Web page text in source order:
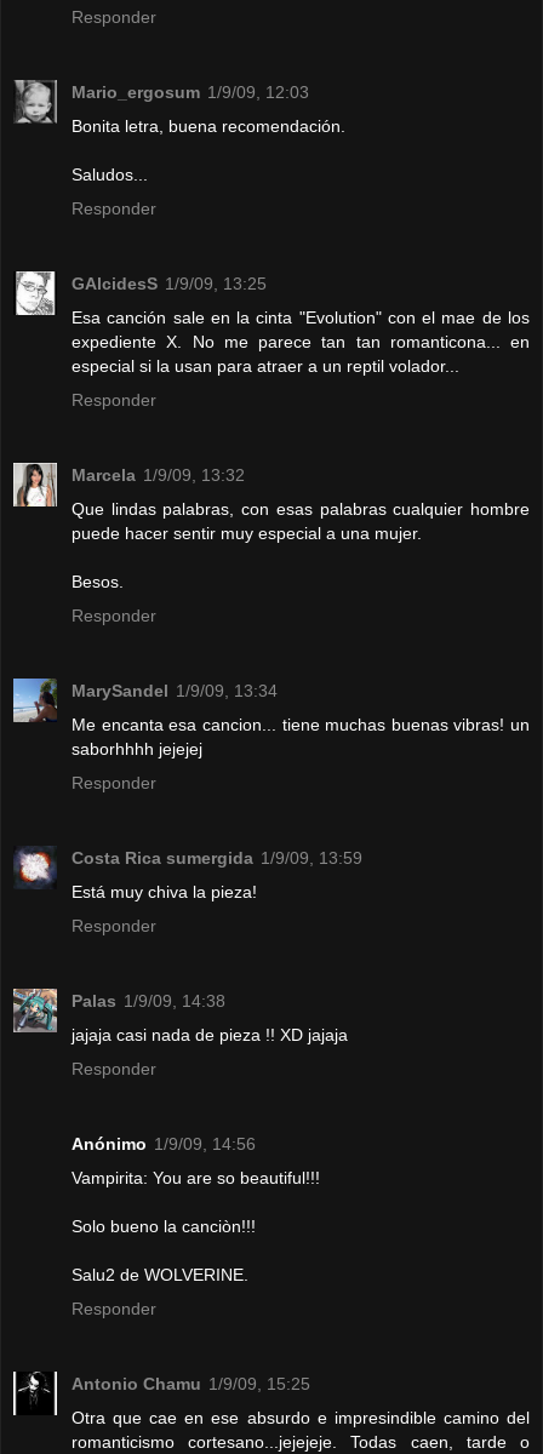
Responder
Mario_ergosum 1/9/09, 12:03
Bonita letra, buena recomendación.
Saludos...
Responder
GAlcidesS 1/9/09, 13:25
Esa canción sale en la cinta "Evolution" con el mae de los
expediente X. No me parece tan tan romanticona... en
especial si la usan para atraer a un reptil volador...
Responder
Marcela 1/9/09, 13:32
Que lindas palabras, con esas palabras cualquier hombre
puede hacer sentir muy especial a una mujer.
Besos.
Responder
MarySandel 1/9/09, 13:34
Me encanta esa cancion... tiene muchas buenas vibras! un
saborhhhh jejejej
Responder
Costa Rica sumergida 1/9/09, 13:59
Está muy chiva la pieza!
Responder
Palas 1/9/09, 14:38
jajaja casi nada de pieza !! XD jajaja
Responder
Anónimo 1/9/09, 14:56
Vampirita: You are so beautiful!!!
Solo bueno la canciòn!!!
Salu2 de WOLVERINE.
Responder
Antonio Chamu 1/9/09, 15:25
Otra que cae en ese absurdo e impresindible camino del
romanticismo cortesano...jejejeje. Todas caen, tarde o